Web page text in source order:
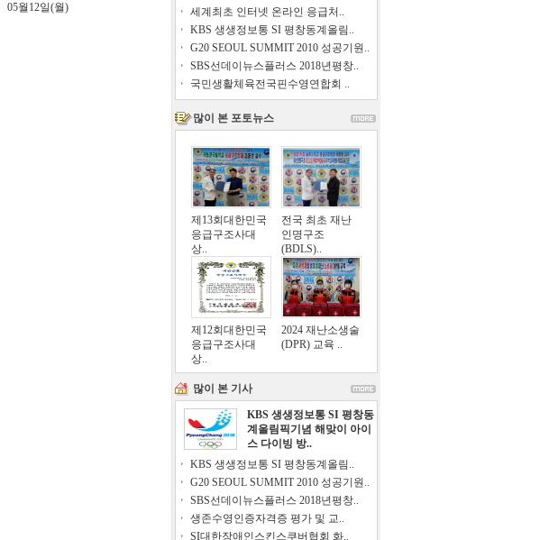
05월12일(월)
세계최초 인터넷 온라인 응급처..
KBS 생생정보통 SI 평창동계올림..
G20 SEOUL SUMMIT 2010 성공기원..
SBS선데이뉴스플러스 2018년평창..
국민생활체육전국핀수영연합회 ..
많이 본 포토뉴스
제13회대한민국
응급구조사대
상..
전국 최초 재난
인명구조
(BDLS)..
제12회대한민국
응급구조사대
상..
2024 재난소생술
(DPR) 교육 ..
많이 본 기사
KBS 생생정보통 SI 평창동
계올림픽기념 해맞이 아이
스 다이빙 방..
KBS 생생정보통 SI 평창동계올림..
G20 SEOUL SUMMIT 2010 성공기원..
SBS선데이뉴스플러스 2018년평창..
생존수영인증자격증 평가 및 교..
SI대한장애인스킨스쿠버협회 화..